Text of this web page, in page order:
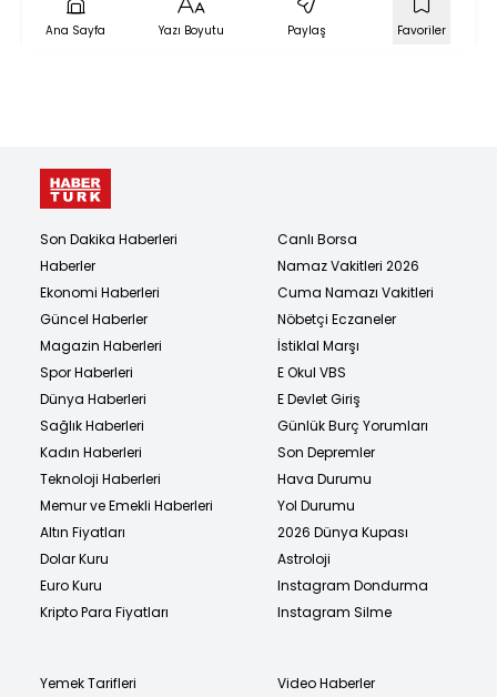
Ana Sayfa Yazı Boyutu Paylaş Favoriler
Son Dakika Haberleri
Haberler
Ekonomi Haberleri
Güncel Haberler
Magazin Haberleri
Spor Haberleri
Dünya Haberleri
Sağlık Haberleri
Kadın Haberleri
Teknoloji Haberleri
Memur ve Emekli Haberleri
Altın Fiyatları
Dolar Kuru
Euro Kuru
Kripto Para Fiyatları
Canlı Borsa
Namaz Vakitleri 2026
Cuma Namazı Vakitleri
Nöbetçi Eczaneler
İstiklal Marşı
E Okul VBS
E Devlet Giriş
Günlük Burç Yorumları
Son Depremler
Hava Durumu
Yol Durumu
2026 Dünya Kupası
Astroloji
Instagram Dondurma
Instagram Silme
Yemek Tarifleri
Video Haberler